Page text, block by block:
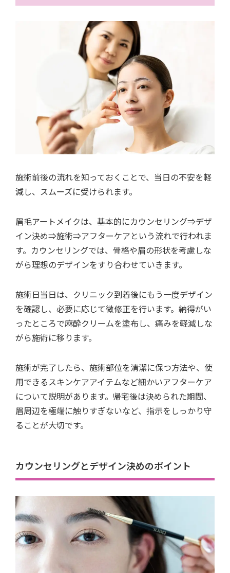
施術前後の流れを知っておくことで、当日の不安を軽
減し、スムーズに受けられます。
眉毛アートメイクは、基本的にカウンセリング⇒デザ
イン決め⇒施術⇒アフターケアという流れで行われま
す。カウンセリングでは、骨格や眉の形状を考慮しな
がら理想のデザインをすり合わせていきます。
施術日当日は、クリニック到着後にもう一度デザイン
を確認し、必要に応じて微修正を行います。納得がい
ったところで麻酔クリームを塗布し、痛みを軽減しな
がら施術に移ります。
施術が完了したら、施術部位を清潔に保つ方法や、使
用できるスキンケアアイテムなど細かいアフターケア
について説明があります。帰宅後は決められた期間、
眉周辺を極端に触りすぎないなど、指示をしっかり守
ることが大切です。
カウンセリングとデザイン決めのポイント